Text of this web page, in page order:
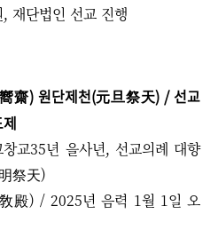
재단법인 선교 진행
齋) 원단제천(元旦祭天) / 선교
교35년 을사년, 선교의례 대향
祭天)
殿) / 2025년 음력 1월 1일 오